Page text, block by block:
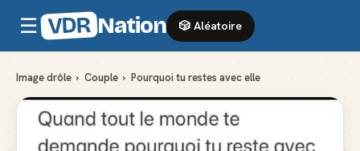
☰ VDR Nation 🎲 Aléatoire
Image drôle › Couple › Pourquoi tu restes avec elle